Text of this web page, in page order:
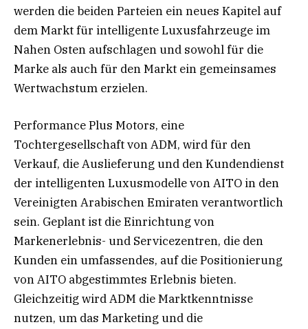
werden die beiden Parteien ein neues Kapitel auf
dem Markt für intelligente Luxusfahrzeuge im
Nahen Osten aufschlagen und sowohl für die
Marke als auch für den Markt ein gemeinsames
Wertwachstum erzielen.
Performance Plus Motors, eine
Tochtergesellschaft von ADM, wird für den
Verkauf, die Auslieferung und den Kundendienst
der intelligenten Luxusmodelle von AITO in den
Vereinigten Arabischen Emiraten verantwortlich
sein. Geplant ist die Einrichtung von
Markenerlebnis- und Servicezentren, die den
Kunden ein umfassendes, auf die Positionierung
von AITO abgestimmtes Erlebnis bieten.
Gleichzeitig wird ADM die Marktkenntnisse
nutzen, um das Marketing und die